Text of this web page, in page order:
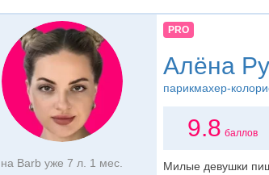
на Barb уже 7 л. 1 мес.
PRO
Алёна
парикмахер-
9.8 баллов
Милые девушки